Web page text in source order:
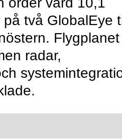
två GlobalEye
radar,